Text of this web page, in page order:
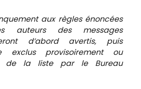
aux règles énoncées
auteurs des messages
d’abord avertis, puis
exclus provisoirement ou
de la liste par le Bureau